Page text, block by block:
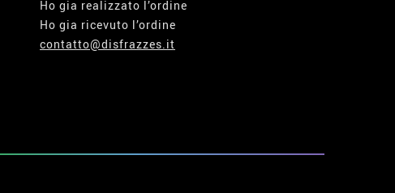
Ho gia realizzato l’ordine
Ho gia ricevuto l’ordine
contatto@disfrazzes.it